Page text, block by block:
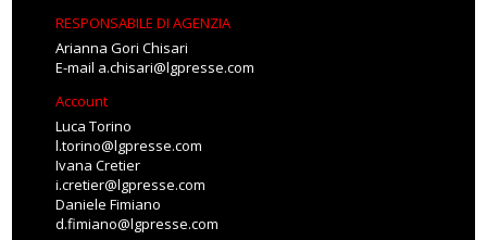
RESPONSABILE DI AGENZIA
Arianna Gori Chisari
E-mail a.chisari@lgpresse.com
Account
Luca Torino
l.torino@lgpresse.com
Ivana Cretier
i.cretier@lgpresse.com
Daniele Fimiano
d.fimiano@lgpresse.com